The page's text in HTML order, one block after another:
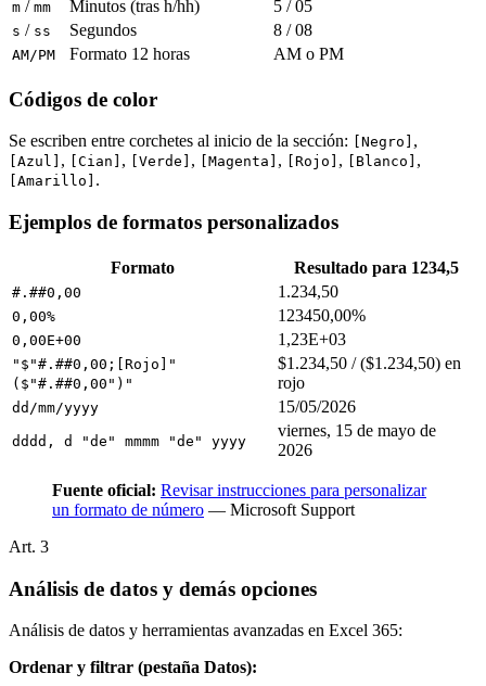
m / mm Minutos (tras h/hh) 5 / 05
s / ss Segundos 8 / 08
AM/PM Formato 12 horas AM o PM
Códigos de color
Se escriben entre corchetes al inicio de la sección: [Negro] ,
[Azul] , [Cian] , [Verde] , [Magenta] , [Rojo] , [Blanco] ,
[Amarillo] .
Ejemplos de formatos personalizados
Formato Resultado para 1234,5
#.##0,00 1.234,50
0,00% 123450,00%
0,00E+00 1,23E+03
"$"#.##0,00;[Rojo]"
($"#.##0,00")"
$1.234,50 / ($1.234,50) en
rojo
dd/mm/yyyy 15/05/2026
dddd, d "de" mmmm "de" yyyy
viernes, 15 de mayo de
2026
Fuente oficial: Revisar instrucciones para personalizar
un formato de número — Microsoft Support
Art. 3
Análisis de datos y demás opciones
Análisis de datos y herramientas avanzadas en Excel 365:
Ordenar y filtrar (pestaña Datos):